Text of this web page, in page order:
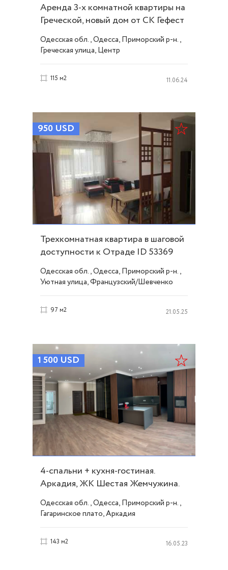
Аренда 3-х комнатной квартиры на
Греческой, новый дом от СК Гефест
ID 29002
Одесская обл., Одесса, Приморский р-н.,
Греческая улица, Центр
115 м2 11.06.24
950 USD
Трехкомнатная квартира в шаговой
доступности к Отраде ID 53369
Одесская обл., Одесса, Приморский р-н.,
Уютная улица, Французский/Шевченко
97 м2 21.05.25
1 500 USD
4-спальни + кухня-гостиная.
Аркадия, ЖК Шестая Жемчужина.
ID 16764
Одесская обл., Одесса, Приморский р-н.,
Гагаринское плато, Аркадия
143 м2 16.05.23